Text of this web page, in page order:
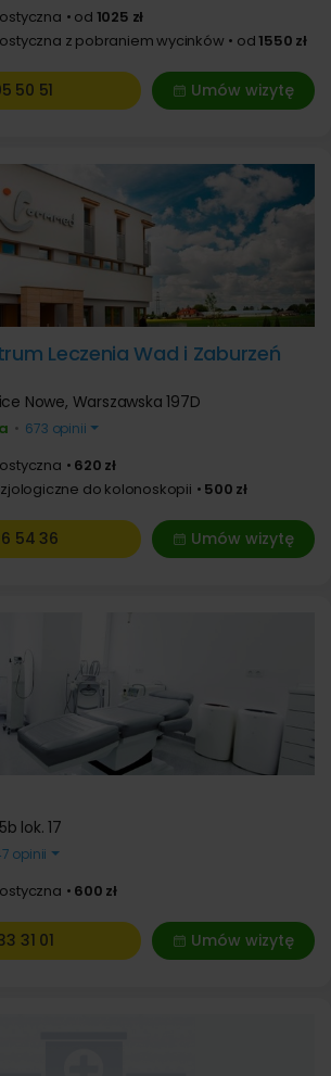
od 1025 zł
z pobraniem wycinków
od1550 zł
Umów wizytę
50 51
Leczenia Wad i Zaburzeń
Nowe, Warszawska 197D
• 673 opinii
620 zł
do kolonoskopii
500 zł
Umów wizytę
54 36
lok. 17
opinii
600 zł
Umów wizytę
31 01